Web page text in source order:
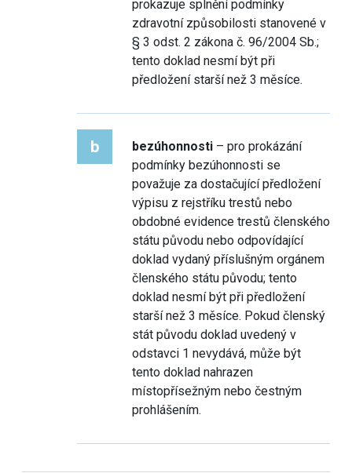
prokazuje splnění podmínky
zdravotní způsobilosti stanovené v
§ 3 odst. 2 zákona č. 96/2004 Sb.;
tento doklad nesmí být při
předložení starší než 3 měsíce.
b bezúhonnosti– pro prokázání
podmínky bezúhonnosti se
považuje za dostačující předložení
výpisu z rejstříku trestů nebo
obdobné evidence trestů členského
státu původu nebo odpovídající
doklad vydaný příslušným orgánem
členského státu původu; tento
doklad nesmí být při předložení
starší než 3 měsíce. Pokud členský
stát původu doklad uvedený v
odstavci 1 nevydává, může být
tento doklad nahrazen
místopřísežným nebo čestným
prohlášením.